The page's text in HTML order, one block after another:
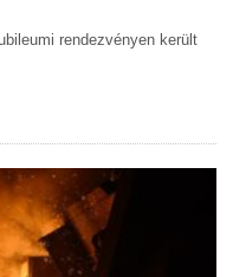
rendezvényen került